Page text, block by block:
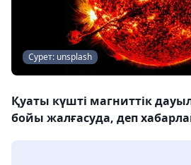
Сурет: unsplash
Қуаты күшті магниттік
бойы жалғасуда, деп